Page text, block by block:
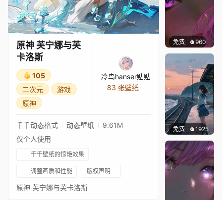
原神 芙宁娜与芙
卡洛斯
105
二次元
游戏
原神
冷鸟hanser贴贴
83 张壁纸
千千动态格式 动态壁纸
9.61M
仅个人使用
千千壁纸的惊艳效果
调整画质和性能 版权声明
原神 芙宁娜与芙卡洛斯
免费 960辰东
免费 1925辰东